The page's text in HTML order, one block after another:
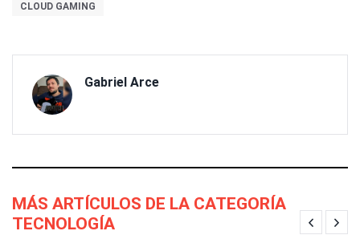
CLOUD GAMING
Gabriel Arce
MÁS ARTÍCULOS DE LA CATEGORÍA
TECNOLOGÍA